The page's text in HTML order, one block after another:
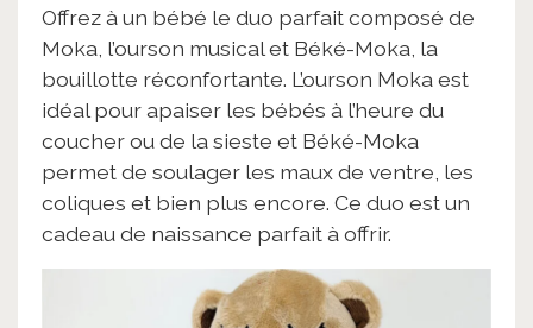
Offrez à un bébé le duo parfait composé de
Moka, l’ourson musical et Béké-Moka, la
bouillotte réconfortante. L’ourson Moka est
idéal pour apaiser les bébés à l’heure du
coucher ou de la sieste et Béké-Moka
permet de soulager les maux de ventre, les
coliques et bien plus encore. Ce duo est un
cadeau de naissance parfait à offrir.